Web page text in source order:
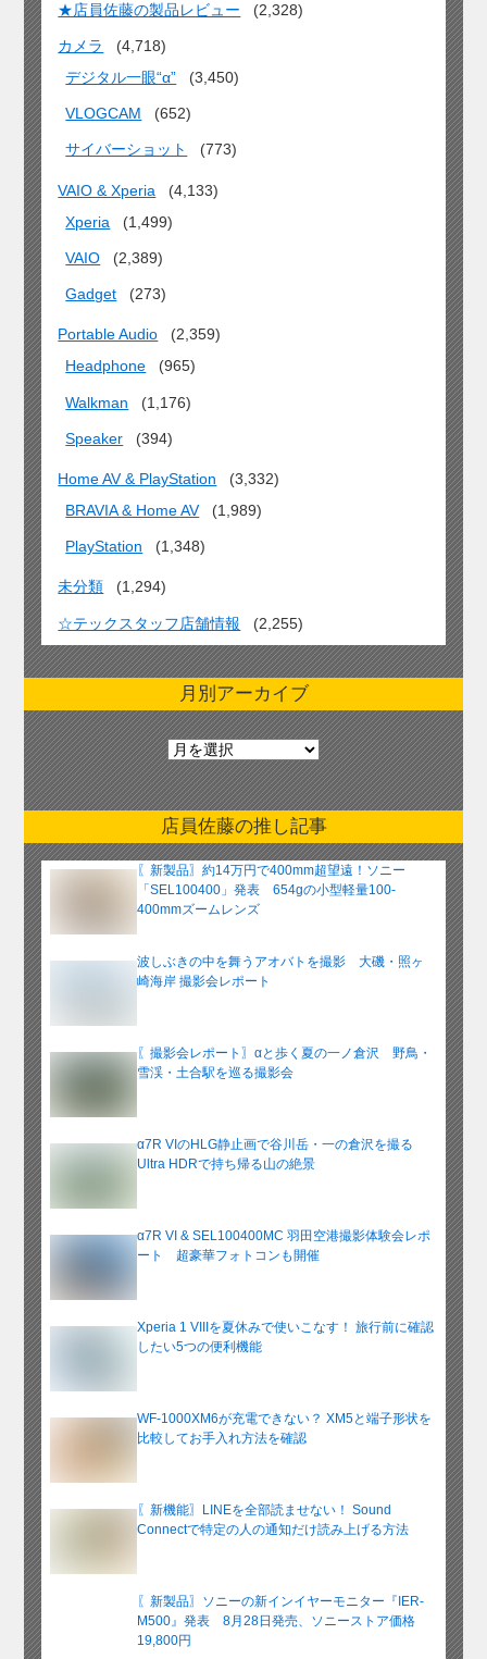
★店員佐藤の製品レビュー (2,328)
カメラ
(4,718)
デジタル一眼“α”
(3,450)
VLOGCAM (652)
サイバーショット (773)
VAIO & Xperia
(4,133)
Xperia
(1,499)
VAIO (2,389)
Gadget (273)
Portable Audio
(2,359)
Headphone
(965)
Walkman (1,176)
Speaker (394)
Home AV & PlayStation
(3,332)
BRAVIA & Home AV
(1,989)
PlayStation (1,348)
未分類 (1,294)
☆テックスタッフ店舗情報 (2,255)
月別アーカイブ
月
別
ア
ー
カ
イ
ブ
店員佐藤の推し記事
〖新製品〗約14万円で400mm超望遠！ソニー
「SEL100400」発表 654gの小型軽量100-
400mmズームレンズ
波しぶきの中を舞うアオバトを撮影 大磯・照ヶ
崎海岸 撮影会レポート
〖撮影会レポート〗αと歩く夏の一ノ倉沢 野鳥・
雪渓・土合駅を巡る撮影会
α7R VIのHLG静止画で谷川岳・一の倉沢を撮る
Ultra HDRで持ち帰る山の絶景
α7R VI & SEL100400MC 羽田空港撮影体験会レポ
ート 超豪華フォトコンも開催
Xperia 1 VIIIを夏休みで使いこなす！ 旅行前に確認
したい5つの便利機能
WF-1000XM6が充電できない？ XM5と端子形状を
比較してお手入れ方法を確認
〖新機能〗LINEを全部読ませない！ Sound
Connectで特定の人の通知だけ読み上げる方法
〖新製品〗ソニーの新インイヤーモニター『IER-
M500』発表 8月28日発売、ソニーストア価格
19,800円